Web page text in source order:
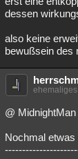
dessen
also keine
bewußsein des
@ MidnightMan
Nochmal etwas